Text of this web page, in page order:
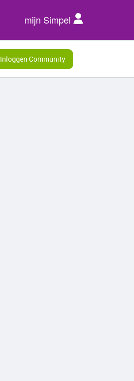
mijn Simpel
Inloggen Community